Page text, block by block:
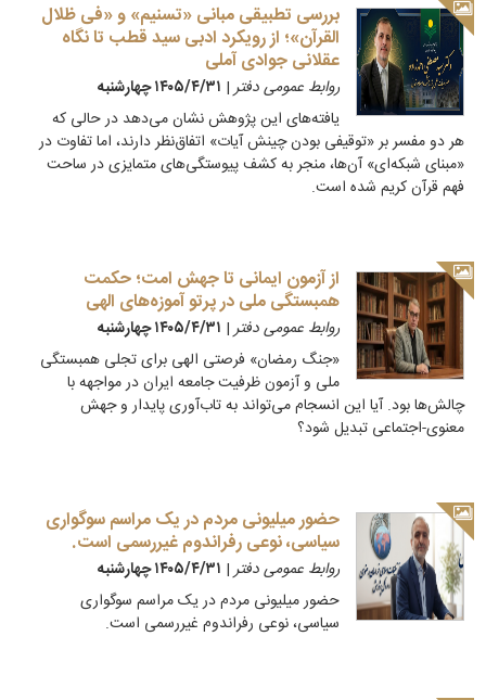
بررسی تطبیقی مبانی «تسنیم» و «فی ظلال
القرآن»؛ از رویکرد ادبی سید قطب تا نگاه
عقلانی جوادی آملی
روابط عمومی دفتر| ۱۴۰۵/۴/۳۱ چهارشنبه
یافته‌های این پژوهش نشان می‌دهد در حالی که
هر دو مفسر بر «توقیفی بودن چینش آیات» اتفاق‌نظر دارند، اما تفاوت در
«مبنای شبکه‌ای» آن‌ها، منجر به کشف پیوستگی‌های متمایزی در ساحت
فهم قرآن کریم شده است.
از آزمون ایمانی تا جهش امت؛ حکمت
همبستگی ملی در پرتو آموزه‌های الهی
روابط عمومی دفتر| ۱۴۰۵/۴/۳۱ چهارشنبه
‏«جنگ رمضان» فرصتی الهی برای تجلی همبستگی
ملی و آزمون ظرفیت جامعه ایران در مواجهه با
چالش‌ها بود. آیا این انسجام می‌تواند به تاب‌آوری پایدار و جهش
معنوی-اجتماعی تبدیل شود؟
حضور میلیونی مردم در یک مراسم سوگواری
سیاسی، نوعی رفراندوم غیررسمی است.
روابط عمومی دفتر| ۱۴۰۵/۴/۳۱ چهارشنبه
حضور میلیونی مردم در یک مراسم سوگواری
سیاسی، نوعی رفراندوم غیررسمی است.